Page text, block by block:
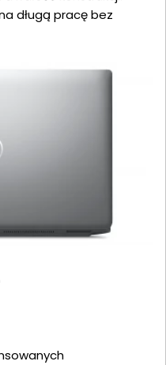
długą pracę bez